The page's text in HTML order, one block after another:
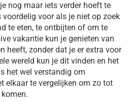
nog maar iets verder hoeft te
voordelig voor als je niet op zoek
te eten, te ontbijten of om te
vakantie kun je genieten van
heeft, zonder dat je er extra voor
wereld kun je dit vinden en het
het wel verstandig om
elkaar te vergelijken om zo tot